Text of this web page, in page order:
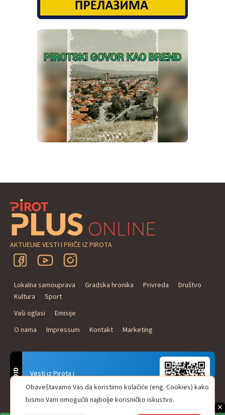
×
AKTUELNE VESTI I PRIČE IZ PIROTA
Lokalna samouprava Gradska hronika Privreda
Društvo
Kultura
Sport
Vaši oglasi
Emisije
O nama
Impressum Kontakt Marketing
Vesti iz Pirota i
Naxi Plus Radio
Uvek u Vašem džepu!
ANDROID Obaveštavamo Vas da koristimo kolačiće (eng. Cookies) kako
bismo Vam omogućili najbolje korisničko iskustvo.